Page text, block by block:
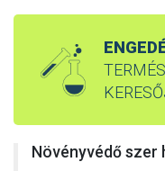
Növényvédő szer